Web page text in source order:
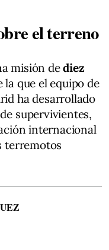
el terreno
misión dediez
la que el equipo de
ha desarrollado
supervivientes,
internacional
terremotos